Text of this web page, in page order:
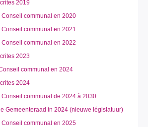
2019
Conseil communal en 2020
communal en 2021
communal en 2022
2023
communal en 2024
2024
Conseil communal de 2024 à 2030
Gemeenteraad in 2024 (nieuwe législatuur)
Conseil communal en 2025